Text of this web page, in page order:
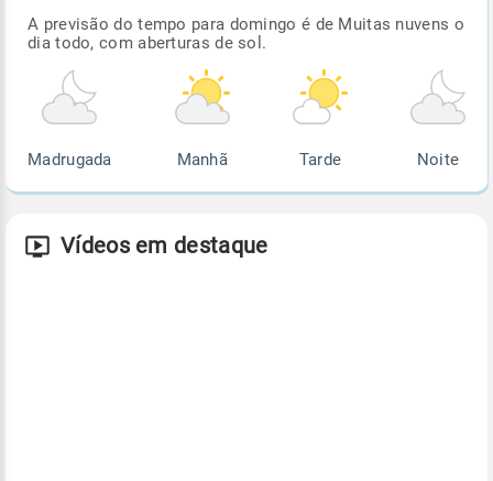
A previsão do tempo para domingo é de Muitas nuvens o
dia todo, com aberturas de sol.
Madrugada Manhã Tarde Noite
Vídeos em destaque